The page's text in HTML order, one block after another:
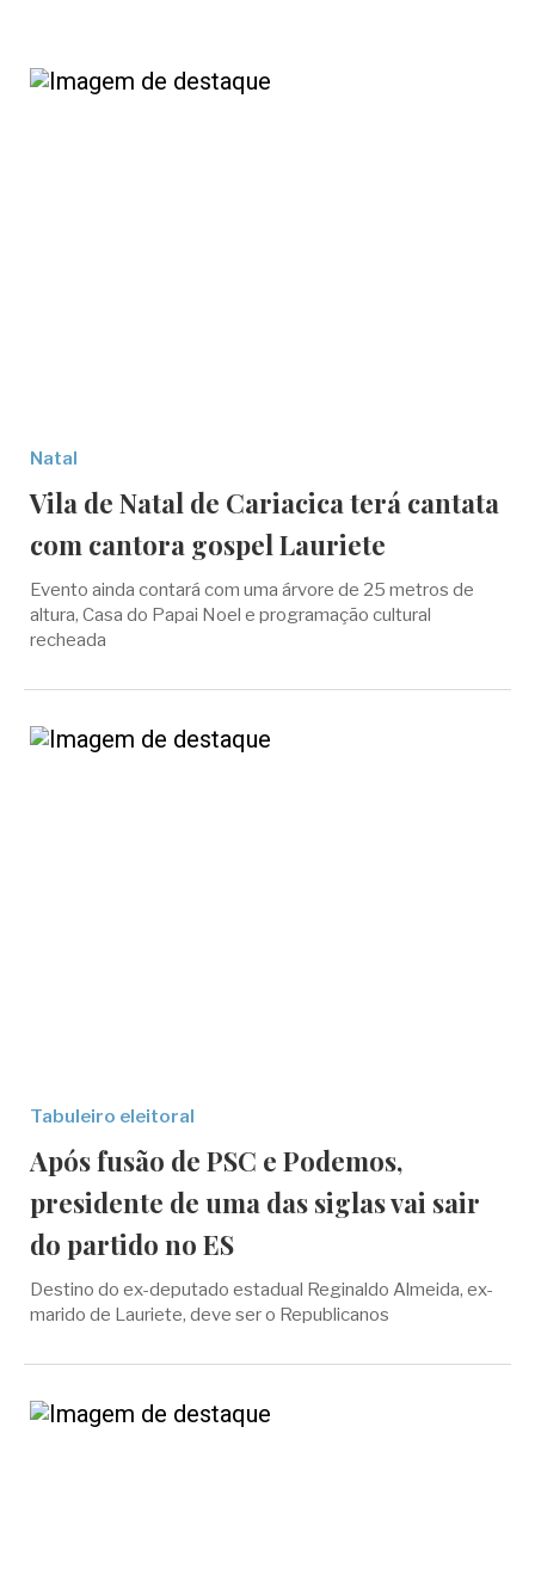
Natal
Vila de Natal de Cariacica terá cantata
com cantora gospel Lauriete
Evento ainda contará com uma árvore de 25 metros de
altura, Casa do Papai Noel e programação cultural
recheada
Tabuleiro eleitoral
Após fusão de PSC e Podemos,
presidente de uma das siglas vai sair
do partido no ES
Destino do ex-deputado estadual Reginaldo Almeida, ex-
marido de Lauriete, deve ser o Republicanos